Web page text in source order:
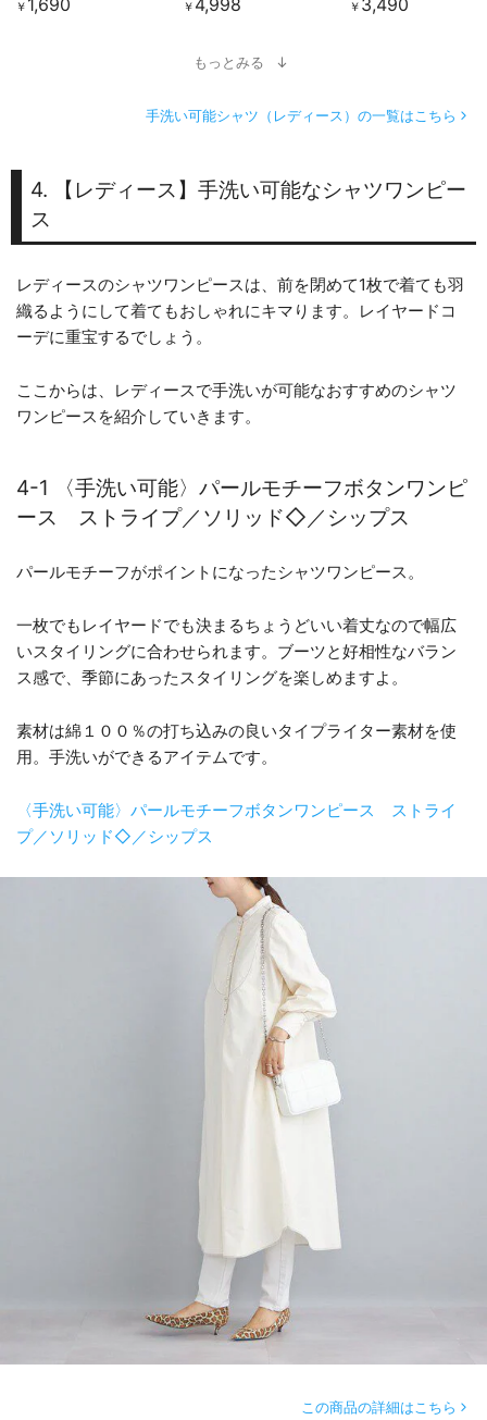
￥ 1,690 ￥ 4,998 ￥ 3,490
もっとみる
手洗い可能シャツ（レディース）の一覧はこちら
4. 【レディース】手洗い可能なシャツワンピー
ス
レディースのシャツワンピースは、前を閉めて1枚で着ても羽
織るようにして着てもおしゃれにキマります。レイヤードコ
ーデに重宝するでしょう。
ここからは、レディースで手洗いが可能なおすすめのシャツ
ワンピースを紹介していきます。
4-1 〈手洗い可能〉パールモチーフボタンワンピ
ース ストライプ／ソリッド◇／シップス
パールモチーフがポイントになったシャツワンピース。
一枚でもレイヤードでも決まるちょうどいい着丈なので幅広
いスタイリングに合わせられます。ブーツと好相性なバラン
ス感で、季節にあったスタイリングを楽しめますよ。
素材は綿１００％の打ち込みの良いタイプライター素材を使
用。手洗いができるアイテムです。
〈手洗い可能〉パールモチーフボタンワンピース ストライ
プ／ソリッド◇／シップス
この商品の詳細はこちら